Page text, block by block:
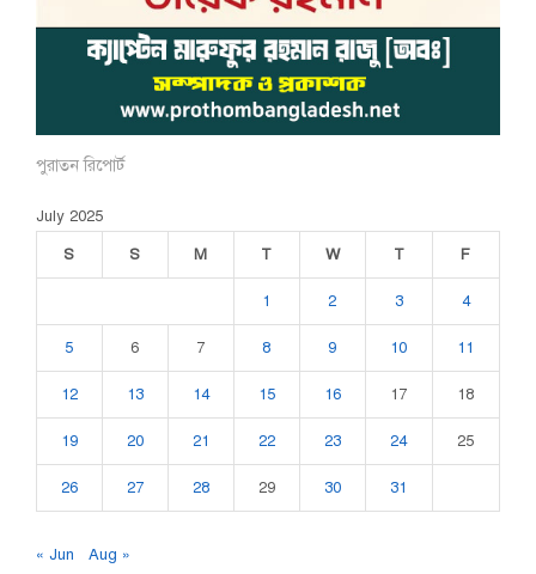
পুরাতন রিপোর্ট
July 2025
S
S M T W T F
1 2 3 4
5 6 7 8 9 10 11
12 13 14 15 16 17 18
19 20 21 22 23 24 25
26 27 28 29 30 31
« Jun Aug »